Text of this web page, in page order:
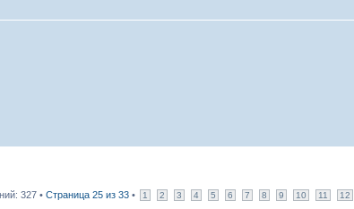
327 • Страница 25 из 33 • 1 2 3 4 5 6 7 8 9 10 11 12